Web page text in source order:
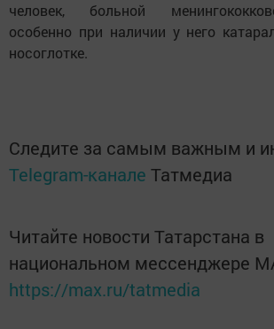
человек, больной
особенно при наличии у него
носоглотке.
Следите за самым важным и
Telegram-канале Татмедиа
Читайте новости Татарстана в
национальном мессенджере
https://max.ru/tatmedia